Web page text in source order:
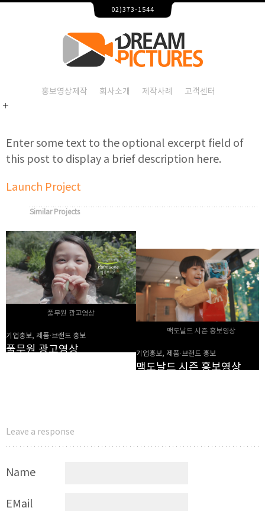
오제끄 화장품 브랜드필름 – 홍보영상제작 드림픽쳐스
오제끄 화장품 브랜드필름,홍보영상제작,홍보영상제작
오제끄 화장품 브랜드필름
오제끄 화장품 브랜드필름,홍보영상제작,홍보영상제작
02)373-1544
홍보영상제작 회사소개 제작사례 고객센터
Enter some text to the optional excerpt field of
this post to display a brief description here.
Launch Project
Similar Projects
풀무원 광고영상
기업홍보, 제품·브랜드 홍보
풀무원 광고영상
맥도날드 시즌 홍보영상
기업홍보, 제품·브랜드 홍보
맥도날드 시즌 홍보영상
Leave a response
Name
EMail